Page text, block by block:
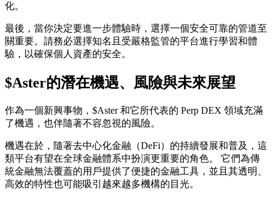
化。
最後，當你決定要進一步體驗時，選擇一個安全可靠的管道至
關重要。請務必選擇知名且受嚴格監管的平台進行學習和體
驗，以確保個人資產的安全。
$Aster的潛在機遇、風險與未來展望
作為一個新興事物，$Aster 和它所代表的 Perp DEX 領域充滿
了機遇，也伴隨著不容忽視的風險。
機遇在於，隨著去中心化金融（DeFi）的持續發展和普及，這
類平台有望在全球金融體系中扮演更重要的角色。 它們為傳
統金融無法覆蓋的用戶提供了便捷的金融工具，並且其透明、
高效的特性也可能吸引越來越多機構的目光。